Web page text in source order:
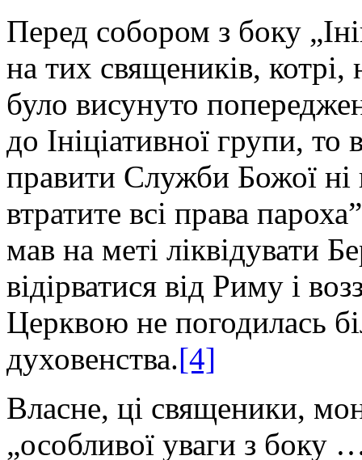
Перед собором з боку
на тих священиків,
було висунуто
до Ініціативної групи,
правити Служби Божої ні
втратите всі права
мав на меті ліквідувати
відірватися від Риму і
Церквою не погодилась
духовенства.[4]
Власне, ці священики,
„особливої уваги з боку